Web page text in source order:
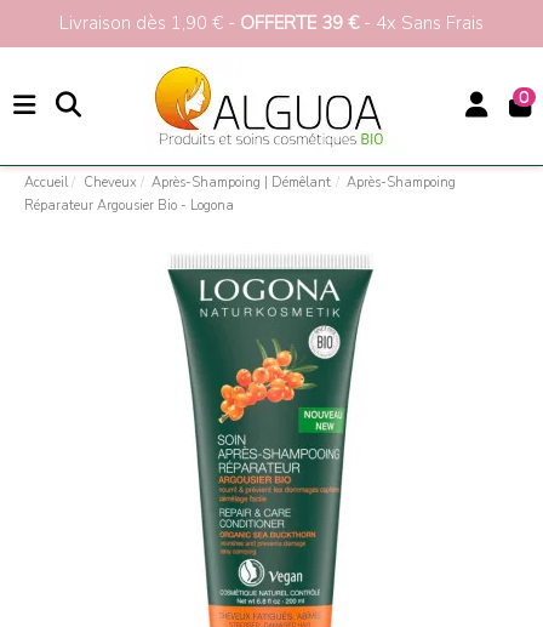
Livraison dès 1,90 € - OFFERTE 39 €- 4x Sans Frais
0
Accueil Cheveux Après-Shampoing | Démêlant
Après-Shampoing
Réparateur Argousier Bio - Logona